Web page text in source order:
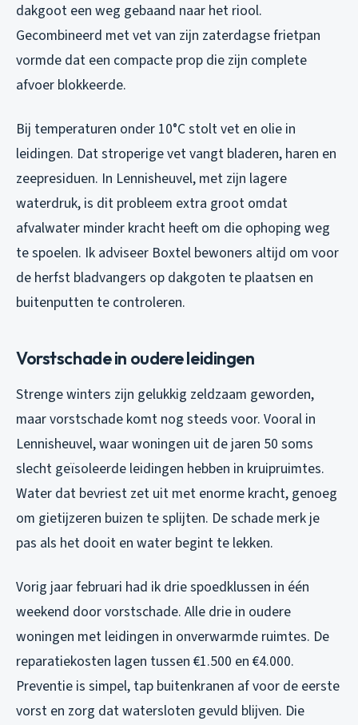
dakgoot een weg gebaand naar het riool.
Gecombineerd met vet van zijn zaterdagse frietpan
vormde dat een compacte prop die zijn complete
afvoer blokkeerde.
Bij temperaturen onder 10°C stolt vet en olie in
leidingen. Dat stroperige vet vangt bladeren, haren en
zeepresiduen. In Lennisheuvel, met zijn lagere
waterdruk, is dit probleem extra groot omdat
afvalwater minder kracht heeft om die ophoping weg
te spoelen. Ik adviseer Boxtel bewoners altijd om voor
de herfst bladvangers op dakgoten te plaatsen en
buitenputten te controleren.
Vorstschade in oudere leidingen
Strenge winters zijn gelukkig zeldzaam geworden,
maar vorstschade komt nog steeds voor. Vooral in
Lennisheuvel, waar woningen uit de jaren 50 soms
slecht geïsoleerde leidingen hebben in kruipruimtes.
Water dat bevriest zet uit met enorme kracht, genoeg
om gietijzeren buizen te splijten. De schade merk je
pas als het dooit en water begint te lekken.
Vorig jaar februari had ik drie spoedklussen in één
weekend door vorstschade. Alle drie in oudere
woningen met leidingen in onverwarmde ruimtes. De
reparatiekosten lagen tussen €1.500 en €4.000.
Preventie is simpel, tap buitenkranen af voor de eerste
vorst en zorg dat watersloten gevuld blijven. Die